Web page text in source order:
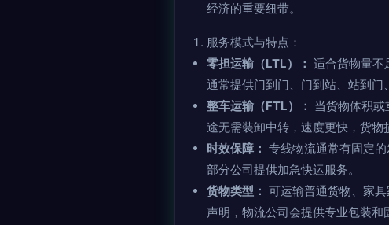
经济的重要纽带。
服务模式与特点：
零担运输（LTL）： 适合货物量不
通常提供门到门、门到站、站到门
整车运输（FTL）： 当货物体积
途无需装卸中转，速度更快，货物
时效保障： 专线物流通常有固定
部分公司提供加急快运服务。
货物类型： 可运输普通货物、家
声明，物流公司会提供专业包装和